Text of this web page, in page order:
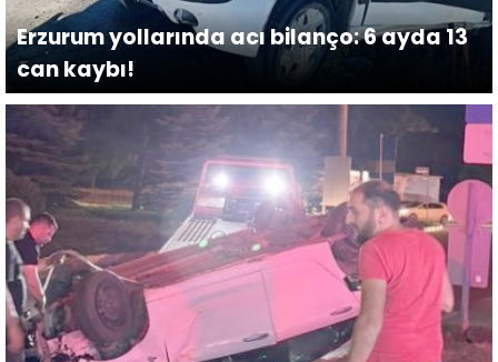
Erzurum yollarında acı bilanço: 6 ayda 13
can kaybı!